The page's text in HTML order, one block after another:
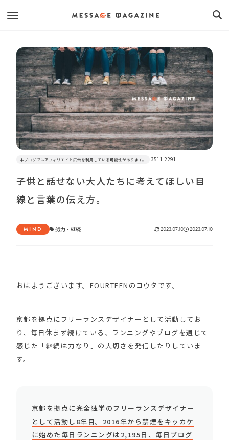
本ブログではアフィリエイト広告を利用している可能性があります。 3511 2291
子供と話せない大人たちに考えてほしい目
線と言葉の伝え方。
MIND 努力・ 継続 2023.07.10 2023.07.10
おはようございます。FOURTEENのコウタです。
京都を拠点にフリーランスデザイナーとして活動してお
り、毎日休まず続けている、ランニングやブログを通じて
感じた「継続は力なり」の大切さを発信したりしていま
す。
京都を拠点に完全独学のフリーランスデザイナー
として活動し8年目。2016年から禁煙をキッカケ
に始めた毎日ランニングは2,195日、毎日ブログ